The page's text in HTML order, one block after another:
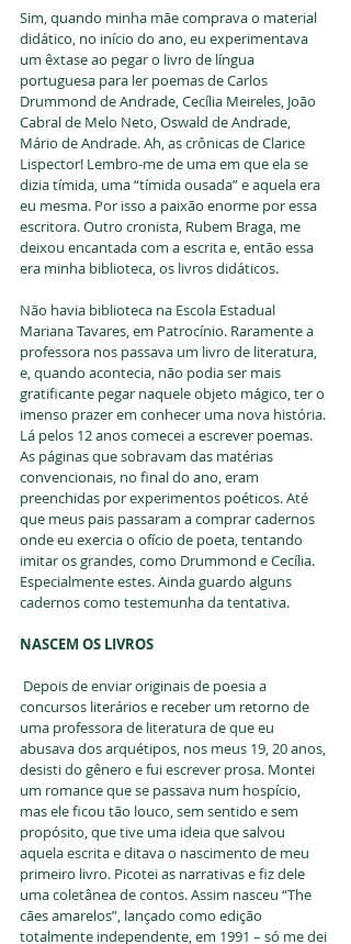
Sim, quando minha mãe comprava o material
didático, no início do ano, eu experimentava
um êxtase ao pegar o livro de língua
portuguesa para ler poemas de Carlos
Drummond de Andrade, Cecília Meireles, João
Cabral de Melo Neto, Oswald de Andrade,
Mário de Andrade. Ah, as crônicas de Clarice
Lispector! Lembro-me de uma em que ela se
dizia tímida, uma “tímida ousada” e aquela era
eu mesma. Por isso a paixão enorme por essa
escritora. Outro cronista, Rubem Braga, me
deixou encantada com a escrita e, então essa
era minha biblioteca, os livros didáticos.
Não havia biblioteca na Escola Estadual
Mariana Tavares, em Patrocínio. Raramente a
professora nos passava um livro de literatura,
e, quando acontecia, não podia ser mais
gratificante pegar naquele objeto mágico, ter o
imenso prazer em conhecer uma nova história.
Lá pelos 12 anos comecei a escrever poemas.
As páginas que sobravam das matérias
convencionais, no final do ano, eram
preenchidas por experimentos poéticos. Até
que meus pais passaram a comprar cadernos
onde eu exercia o ofício de poeta, tentando
imitar os grandes, como Drummond e Cecília.
Especialmente estes. Ainda guardo alguns
cadernos como testemunha da tentativa.
NASCEM OS LIVROS
concursos literários e receber um retorno de
uma professora de literatura de que eu
abusava dos arquétipos, nos meus 19, 20 anos,
desisti do gênero e fui escrever prosa. Montei
um romance que se passava num hospício,
mas ele ficou tão louco, sem sentido e sem
propósito, que tive uma ideia que salvou
aquela escrita e ditava o nascimento de meu
primeiro livro. Picotei as narrativas e fiz dele
uma coletânea de contos. Assim nasceu “The
cães amarelos”, lançado como edição
totalmente independente, em 1991 – só me dei